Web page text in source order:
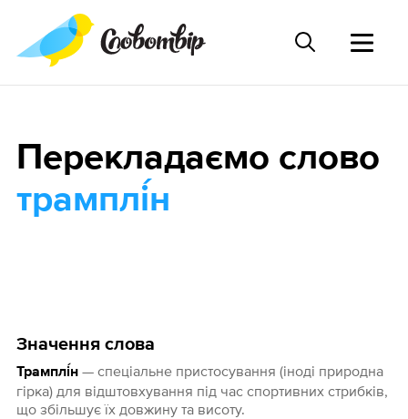
Значення слова
Трамплі́н— спеціальне пристосування (іноді природна
гірка) для відштовхування під час спортивних стрибків,
що збільшує їх довжину та висоту.
Перекладаємо слово
трамплі́н